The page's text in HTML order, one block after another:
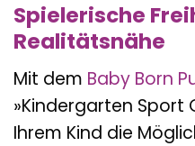
Spielerische
Realitätsnähe
Mit dem Baby Born
»Kindergarten Sport
Ihrem Kind die